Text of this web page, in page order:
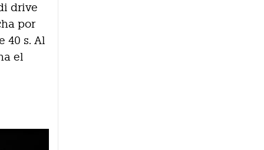
drive
por
40 s. Al
el